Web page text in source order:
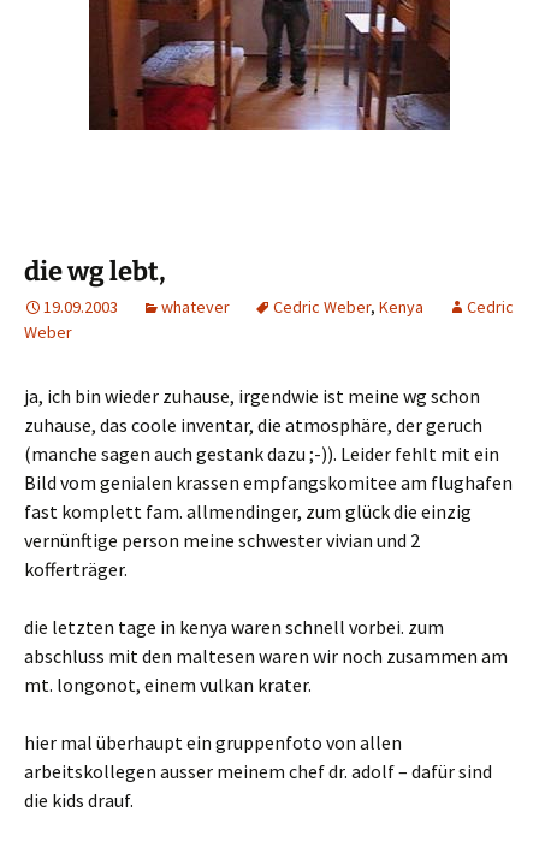
die wg lebt,
19.09.2003 whatever Cedric Weber, Kenya
Cedric
Weber
ja, ich bin wieder zuhause, irgendwie ist meine wg schon
zuhause, das coole inventar, die atmosphäre, der geruch
(manche sagen auch gestank dazu ;-)). Leider fehlt mit ein
Bild vom genialen krassen empfangskomitee am flughafen
fast komplett fam. allmendinger, zum glück die einzig
vernünftige person meine schwester vivian und 2
kofferträger.
die letzten tage in kenya waren schnell vorbei. zum
abschluss mit den maltesen waren wir noch zusammen am
mt. longonot, einem vulkan krater.
hier mal überhaupt ein gruppenfoto von allen
arbeitskollegen ausser meinem chef dr. adolf – dafür sind
die kids drauf.